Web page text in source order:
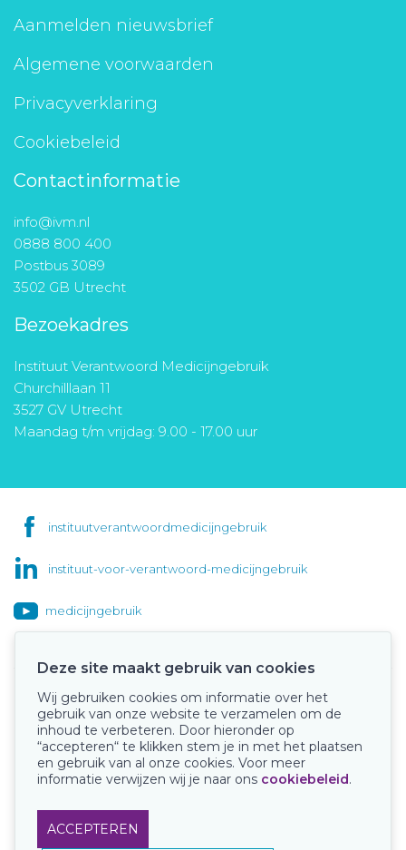
Aanmelden nieuwsbrief
Algemene voorwaarden
Privacyverklaring
Cookiebeleid
Contactinformatie
info@ivm.nl
0888 800 400
Postbus 3089
3502 GB Utrecht
Bezoekadres
Instituut Verantwoord Medicijngebruik
Churchilllaan 11
3527 GV Utrecht
Maandag t/m vrijdag: 9.00 - 17.00 uur
instituutverantwoordmedicijngebruik
instituut-voor-verantwoord-medicijngebruik
medicijngebruik
Onze keurmerken
Deze site maakt gebruik van cookies
Wij gebruiken cookies om informatie over het
gebruik van onze website te verzamelen om de
inhoud te verbeteren. Door hieronder op
“accepteren“ te klikken stem je in met het plaatsen
en gebruik van al onze cookies. Voor meer
informatie verwijzen wij je naar ons cookiebeleid.
ACCEPTEREN